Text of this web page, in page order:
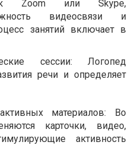
Zoom или Skype,
видеосвязи и
занятий включает в
сессии: Логопед
речи и определяет
материалов: Во
карточки, видео,
активность